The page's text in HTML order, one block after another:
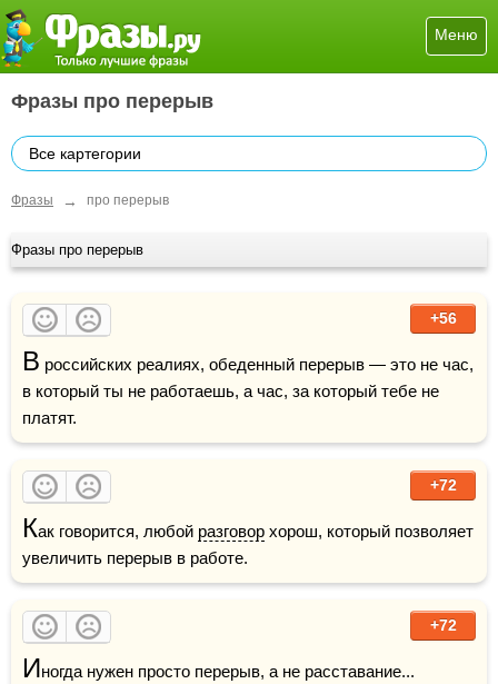
Меню
Фразы про перерыв
Все картегории
Фразы → про перерыв
Фразы про перерыв
+56
В российских реалиях, обеденный перерыв — это не час,
в который ты не работаешь, а час, за который тебе не
платят.
+72
Как говорится, любой разговор хорош, который позволяет
увеличить перерыв в работе.
+72
Иногда нужен просто перерыв, а не расставание...